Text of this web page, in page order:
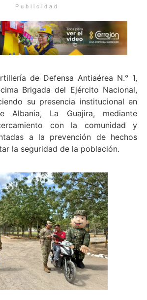
Publicidad
de Defensa Antiaérea N.° 1,
Brigada del Ejército Nacional,
su presencia institucional en
Albania, La Guajira, mediante
con la comunidad y
a la prevención de hechos
la seguridad de la población.